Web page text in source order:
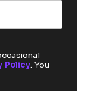
Policy. You